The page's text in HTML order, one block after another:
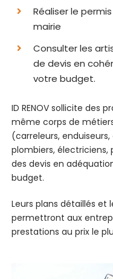
Réaliser le
mairie
Consulter les
de devis en
votre budget.
ID RENOV sollicite des
même corps de
(carreleurs,
plombiers, électriciens,
des devis en
budget.
Leurs plans détaillés
permettront aux
prestations au prix le